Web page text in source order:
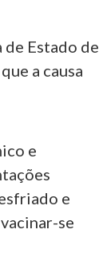
de Estado de
a causa
e
e
se